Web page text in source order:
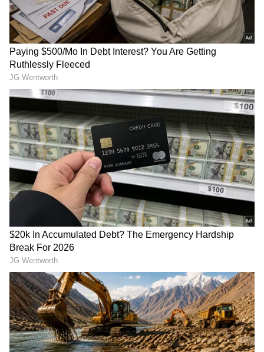
ನೋಂದಣಿಯಾಗಿದ್ದು, ಈ ವ್ಯವಹಾರಕ್ಕಾಗಿ ಸರಿಸುಮಾರು 1.84
ಲಕ್ಷ ರೂ. ಸ್ಟಾಂಪ್ ಡ್ಯೂಟಿ ಹಾಗೂ 1,000 ರೂ. ನೋಂದಣಿ
ಶುಲ್ಕವನ್ನು ಪಾವತಿಸಲಾಗಿದೆ.
Related Articles
ಭಾರತವೇ ಮೆಚ್ಚಿದ ಸೀತೆಯನ್ನು ಲವ್‌ ಮಾಡುತ್ತಿದ್ದಾರಾ